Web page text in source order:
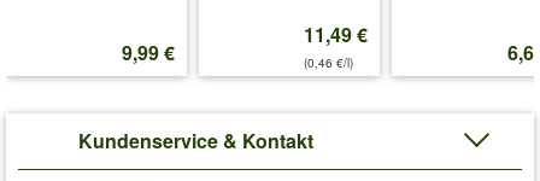
9,99 €
11,49 €
(0,46 €/l)
Kundenservice & Kontakt